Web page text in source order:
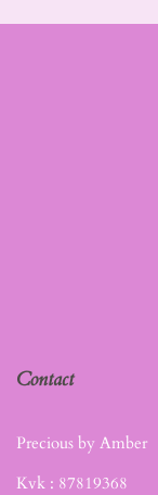
Precious by Amber
Kvk : 87819368